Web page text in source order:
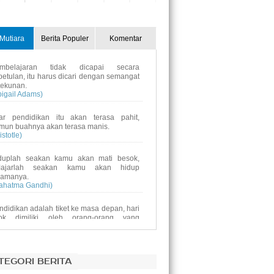
Berita Populer Komentar
tidak dicapai secara
itu harus dicari dengan semangat
Adams)
pendidikan itu akan terasa pahit,
buahnya akan terasa manis.
seakan kamu akan mati besok,
seakan kamu akan hidup
Gandhi)
adalah tiket ke masa depan, hari
dimiliki oleh orang-orang yang
bukanlah persiapan untuk hidup,
BERITA